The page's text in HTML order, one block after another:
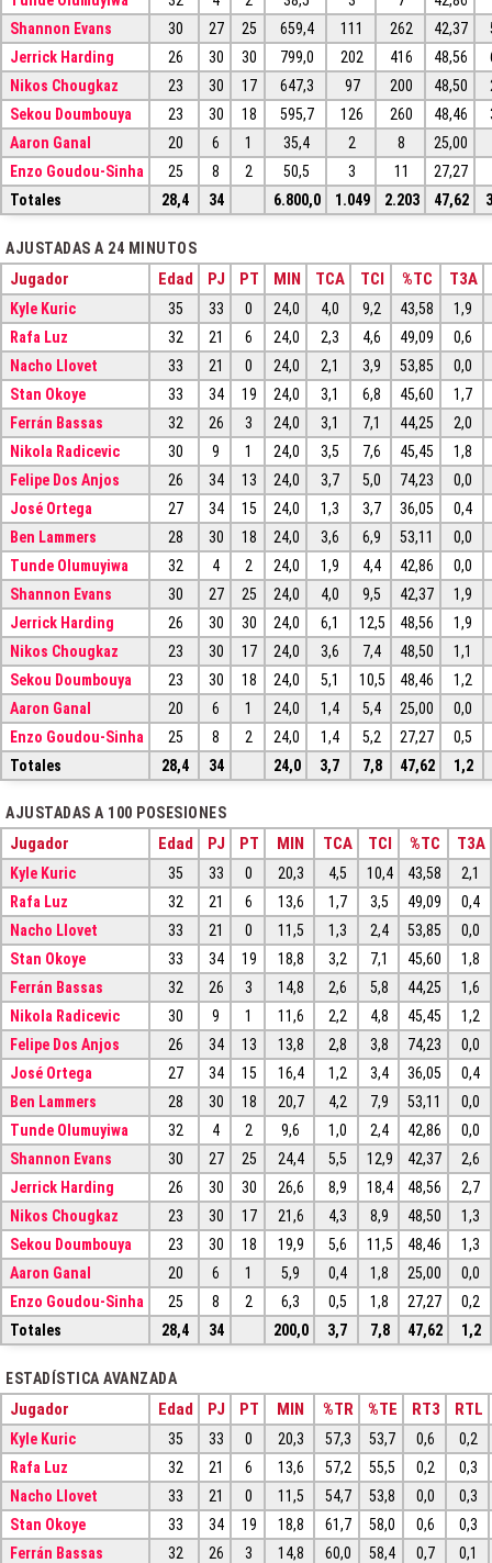
Shannon Evans
30 27 25 659,4 111 262 42,37
Jerrick Harding
26 30 30 799,0 202 416 48,56
Nikos Chougkaz
23 30 17 647,3 97 200 48,50
Sekou Doumbouya
23 30 18 595,7 126 260 48,46
Aaron Ganal
20 6 1 35,4 2 8
25,00
Enzo Goudou-Sinha
25 8 2 50,5 3 11
27,27
Totales
28,4 34 6.800,0 1.049 2.203 47,62
AJUSTADAS A 24 MINUTOS
Jugador Edad PJ PT MIN TCA TCI %TC T3A
Kyle Kuric 35 33 0 24,0 4,0 9,2 43,58
1,9
Rafa Luz
32 21 6 24,0 2,3 4,6 49,09
0,6
Nacho Llovet
33 21 0 24,0 2,1 3,9 53,85
0,0
Stan Okoye
33 34 19 24,0 3,1 6,8 45,60
1,7
Ferrán Bassas
32 26 3 24,0 3,1 7,1 44,25
2,0
Nikola Radicevic
30 9 1 24,0 3,5 7,6 45,45
1,8
Felipe Dos Anjos
26 34 13 24,0 3,7 5,0 74,23
0,0
José Ortega
27 34 15 24,0 1,3 3,7 36,05
0,4
Ben Lammers
28 30 18 24,0 3,6 6,9 53,11
0,0
Tunde Olumuyiwa
32 4 2 24,0 1,9 4,4 42,86
0,0
Shannon Evans
30 27 25 24,0 4,0 9,5 42,37
1,9
Jerrick Harding
26 30 30 24,0 6,1 12,5 48,56
1,9
Nikos Chougkaz
23 30 17 24,0 3,6 7,4 48,50
1,1
Sekou Doumbouya
23 30 18 24,0 5,1 10,5 48,46
1,2
Aaron Ganal
20 6 1 24,0 1,4 5,4 25,00
0,0
Enzo Goudou-Sinha
25 8 2 24,0 1,4 5,2 27,27
0,5
Totales
28,4 34 24,0 3,7 7,8 47,62 1,2
AJUSTADAS A 100 POSESIONES
Jugador Edad PJ PT MIN TCA TCI %TC T3A
Kyle Kuric 35 33 0 20,3 4,5 10,4 43,58
2,1
Rafa Luz
32 21 6 13,6 1,7 3,5 49,09
0,4
Nacho Llovet
33 21 0 11,5 1,3 2,4 53,85
0,0
Stan Okoye
33 34 19 18,8 3,2 7,1 45,60
1,8
Ferrán Bassas
32 26 3 14,8 2,6 5,8 44,25
1,6
Nikola Radicevic
30 9 1 11,6 2,2 4,8 45,45
1,2
Felipe Dos Anjos
26 34 13 13,8 2,8 3,8 74,23
0,0
José Ortega
27 34 15 16,4 1,2 3,4 36,05
0,4
Ben Lammers
28 30 18 20,7 4,2 7,9 53,11
0,0
Tunde Olumuyiwa
32 4 2 9,6 1,0 2,4 42,86
0,0
Shannon Evans
30 27 25 24,4 5,5 12,9 42,37
2,6
Jerrick Harding
26 30 30 26,6 8,9 18,4 48,56
2,7
Nikos Chougkaz
23 30 17 21,6 4,3 8,9 48,50
1,3
Sekou Doumbouya
23 30 18 19,9 5,6 11,5 48,46
1,3
Aaron Ganal
20 6 1 5,9 0,4 1,8 25,00
0,0
Enzo Goudou-Sinha
25 8 2 6,3 0,5 1,8 27,27
0,2
Totales
28,4 34 200,0 3,7 7,8 47,62 1,2
ESTADÍSTICA AVANZADA
Jugador Edad PJ PT MIN %TR %TE RT3 RTL
Kyle Kuric 35 33 0 20,3 57,3 53,7 0,6
0,2
Rafa Luz
32 21 6 13,6 57,2 55,5 0,2
0,3
Nacho Llovet
33 21 0 11,5 54,7 53,8 0,0
0,3
Stan Okoye
33 34 19 18,8 61,7 58,0 0,6
0,3
Ferrán Bassas
32 26 3 14,8 60,0 58,4 0,7
0,1